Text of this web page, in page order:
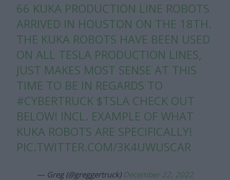
66 KUKA PRODUCTION LINE ROBOTS
ARRIVED IN HOUSTON ON THE 18TH.
THE KUKA ROBOTS HAVE BEEN USED
ON ALL TESLA PRODUCTION LINES,
JUST MAKES MOST SENSE AT THIS
TIME TO BE IN REGARDS TO
#CYBERTRUCK $TSLA CHECK OUT
BELOW! INCL. EXAMPLE OF WHAT
KUKA ROBOTS ARE SPECIFICALLY!
PIC.TWITTER.COM/3K4UWUSCAR
— Greg (@greggertruck) December 22, 2022